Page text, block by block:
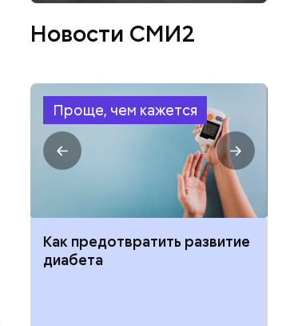
Новости СМИ2
Проще, чем кажется
Как предотвратить развитие
диабета